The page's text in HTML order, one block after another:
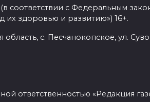
с Федеральным
здоровью и развитию») 16+.
с. Песчанокопское, ул.
ответственностью «Редакция